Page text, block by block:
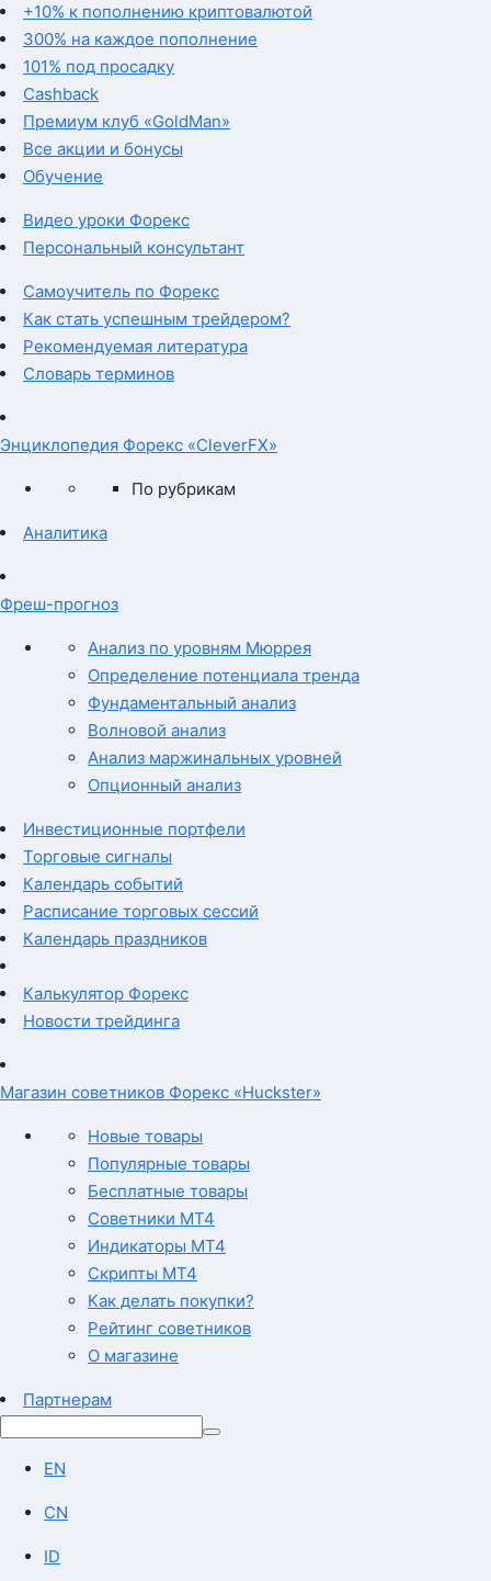
+10% к пополнению криптовалютой
300% на каждое пополнение
101% под просадку
Cashback
Премиум клуб «GoldMan»
Все акции и бонусы
Обучение
Видео уроки Форекс
Персональный консультант
Самоучитель по Форекс
Как стать успешным трейдером?
Рекомендуемая литература
Словарь терминов
Энциклопедия Форекс «CleverFX»
По рубрикам
Аналитика
Фреш-прогноз
Анализ по уровням Мюррея
Определение потенциала тренда
Фундаментальный анализ
Волновой анализ
Анализ маржинальных уровней
Опционный анализ
Инвестиционные портфели
Торговые сигналы
Календарь событий
Расписание торговых сессий
Календарь праздников
Калькулятор Форекс
Новости трейдинга
Магазин советников Форекс «Huckster»
Новые товары
Популярные товары
Бесплатные товары
Советники MT4
Индикаторы MT4
Скрипты MT4
Как делать покупки?
Рейтинг советников
О магазине
Партнерам
EN
CN
ID